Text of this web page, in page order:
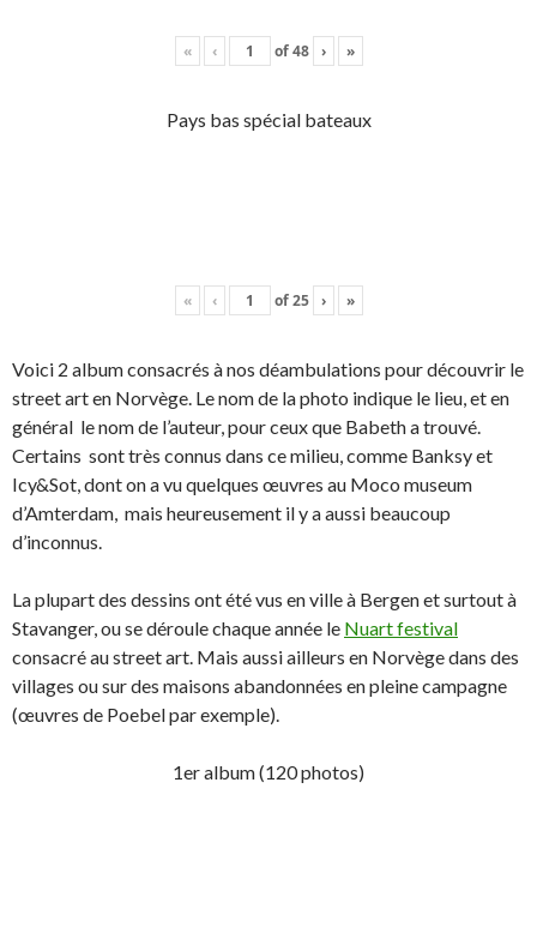
« ‹ of48 › »
Pays bas spécial bateaux
« ‹ of25 › »
Voici 2 album consacrés à nos déambulations pour découvrir le
street art en Norvège. Le nom de la photo indique le lieu, et en
général le nom de l’auteur, pour ceux que Babeth a trouvé.
Certains sont très connus dans ce milieu, comme Banksy et
Icy&Sot, dont on a vu quelques œuvres au Moco museum
d’Amterdam, mais heureusement il y a aussi beaucoup
d’inconnus.
La plupart des dessins ont été vus en ville à Bergen et surtout à
Stavanger, ou se déroule chaque année le Nuart festival
consacré au street art. Mais aussi ailleurs en Norvège dans des
villages ou sur des maisons abandonnées en pleine campagne
(œuvres de Poebel par exemple).
1er album (120 photos)